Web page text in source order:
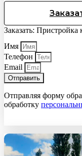
Заказать:
Имя
Телефон
Email
Отправить
Отправляя форму
обработку